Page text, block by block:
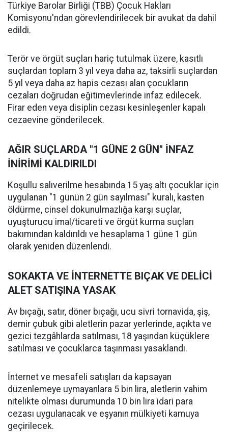
Türkiye Barolar Birliği (TBB) Çocuk Hakları
Komisyonu'ndan görevlendirilecek bir avukat da dahil
edildi.
Terör ve örgüt suçları hariç tutulmak üzere, kasıtlı
suçlardan toplam 3 yıl veya daha az, taksirli suçlardan
5 yıl veya daha az hapis cezası alan çocukların
cezaları doğrudan eğitimevlerinde infaz edilecek.
Firar eden veya disiplin cezası kesinleşenler kapalı
cezaevine gönderilecek.
AĞIR SUÇLARDA "1 GÜNE 2 GÜN" İNFAZ
İNİRİMİ KALDIRILDI
Koşullu salıverilme hesabında 15 yaş altı çocuklar için
uygulanan "1 günün 2 gün sayılması" kuralı, kasten
öldürme, cinsel dokunulmazlığa karşı suçlar,
uyuşturucu imal/ticareti ve örgüt kurma suçları
bakımından kaldırıldı ve hesaplama 1 güne 1 gün
olarak yeniden düzenlendi.
SOKAKTA VE İNTERNETTE BIÇAK VE DELİCİ
ALET SATIŞINA YASAK
Av bıçağı, satır, döner bıçağı, ucu sivri tornavida, şiş,
demir çubuk gibi aletlerin pazar yerlerinde, açıkta ve
gezici tezgâhlarda satılması, 18 yaşından küçüklere
satılması ve çocuklarca taşınması yasaklandı.
İnternet ve mesafeli satışları da kapsayan
düzenlemeye uymayanlara 5 bin lira, aletlerin vahim
nitelikte olması durumunda 10 bin lira idari para
cezası uygulanacak ve eşyanın mülkiyeti kamuya
geçirilecek.